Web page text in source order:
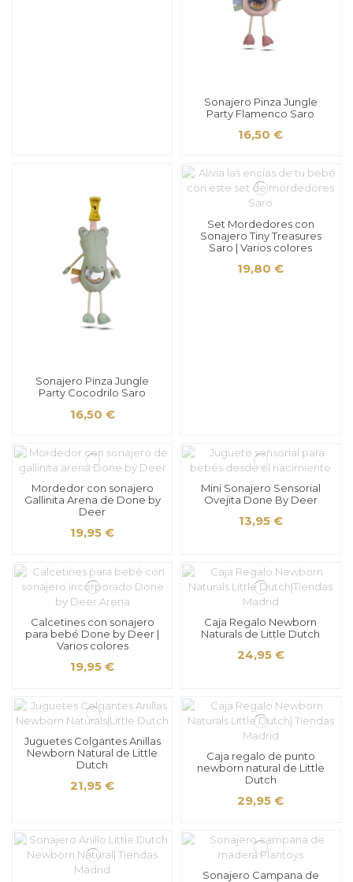
Sonajero Pinza Jungle
Party Flamenco Saro
16,50 €
Sonajero Pinza Jungle
Party Cocodrilo Saro
16,50 €
Set Mordedores con
Sonajero Tiny Treasures
Saro | Varios colores
19,80 €
Mordedor con sonajero
Gallinita Arena de Done by
Deer
19,95 €
Mini Sonajero Sensorial
Ovejita Done By Deer
13,95 €
Calcetines con sonajero
para bebé Done by Deer |
Varios colores
19,95 €
Caja Regalo Newborn
Naturals de Little Dutch
24,95 €
Juguetes Colgantes Anillas
Newborn Natural de Little
Dutch
21,95 €
Caja regalo de punto
newborn natural de Little
Dutch
29,95 €
Sonajero Campana de